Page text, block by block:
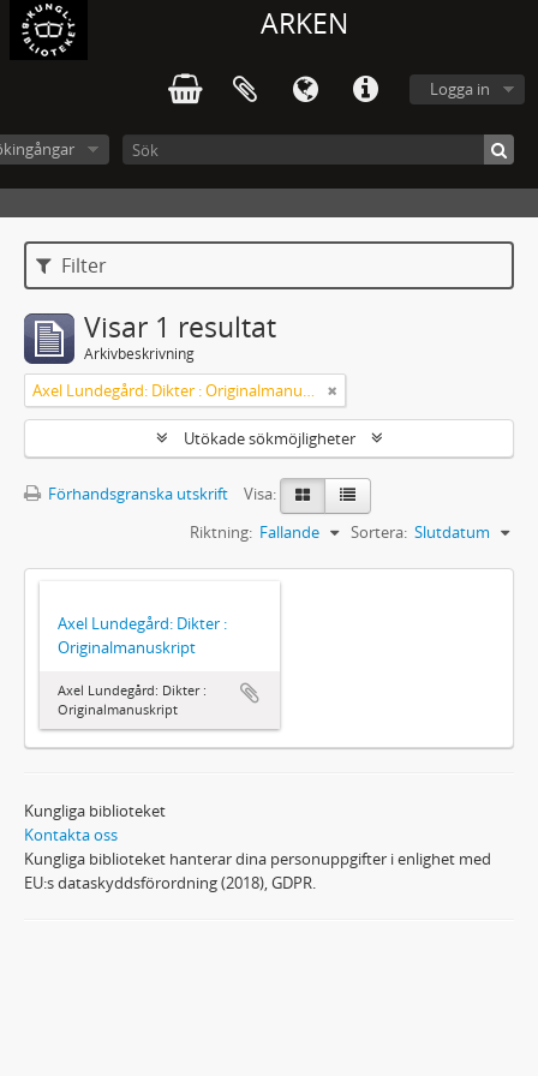
ARKEN
Logga in
Filter
Visar 1 resultat
Arkivbeskrivning
Axel Lundegård: Dikter : Originalmanuskript
Utökade sökmöjligheter
Förhandsgranska utskrift
Visa:
Sortera: Slutdatum
Riktning: Fallande
Axel Lundegård: Dikter :
Originalmanuskript
Axel Lundegård: Dikter :
Originalmanuskript
Kungliga biblioteket
Kontakta oss
Kungliga biblioteket hanterar dina personuppgifter i enlighet med
EU:s dataskyddsförordning (2018), GDPR.